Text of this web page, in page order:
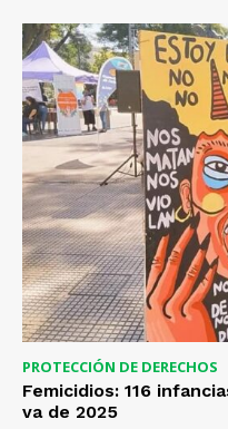
PROTECCIÓN DE DERECHOS
Femicidios: 116
va de 2025